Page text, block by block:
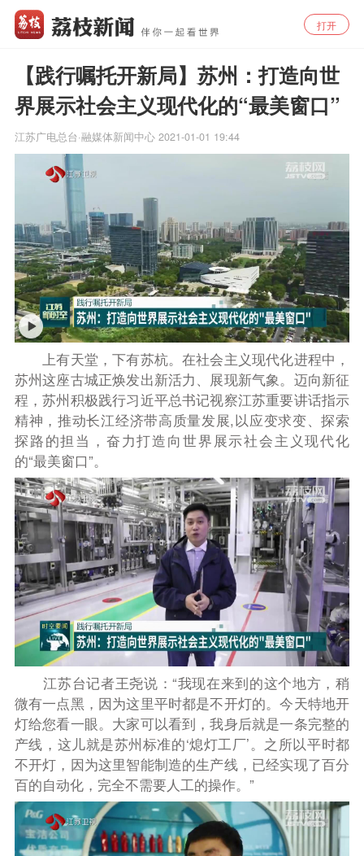
打开
【践行嘱托开新局】苏州：打造向世
界展示社会主义现代化的“最美窗口”
江苏广电总台·融媒体新闻中心 2021-01-01 19:44
上有天堂，下有苏杭。在社会主义现代化进程中，
苏州这座古城正焕发出新活力、展现新气象。迈向新征
程，苏州积极践行习近平总书记视察江苏重要讲话指示
精神，推动长江经济带高质量发展,以应变求变、探索
探路的担当，奋力打造向世界展示社会主义现代化
的“最美窗口”。
江苏台记者王尧说：“我现在来到的这个地方，稍
微有一点黑，因为这里平时都是不开灯的。今天特地开
灯给您看一眼。大家可以看到，我身后就是一条完整的
产线，这儿就是苏州标准的‘熄灯工厂’。之所以平时都
不开灯，因为这里智能制造的生产线，已经实现了百分
百的自动化，完全不需要人工的操作。”